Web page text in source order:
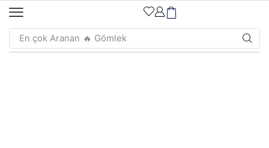
En çok Aranan 🔥 Gömlek